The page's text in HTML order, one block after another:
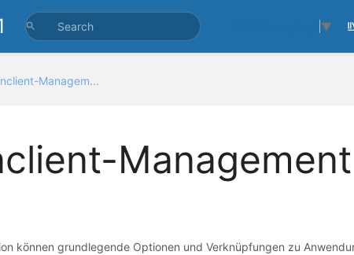
▼
Managem...
können grundlegende Optionen und Verknüpfungen zu